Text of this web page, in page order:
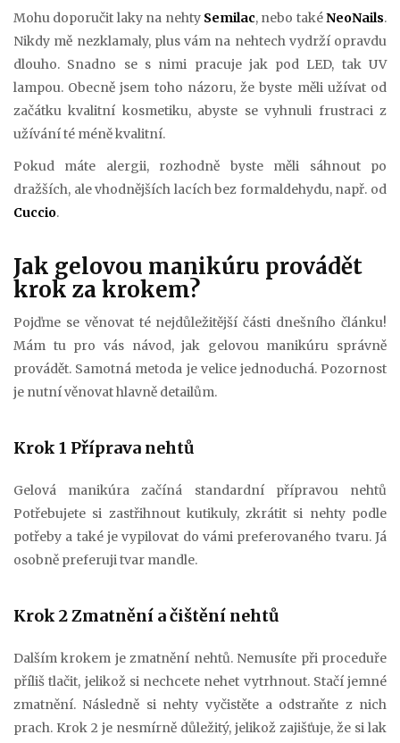
Mohu doporučit laky na nehty Semilac, nebo takéNeoNails.
Nikdy mě nezklamaly, plus vám na nehtech vydrží opravdu
dlouho. Snadno se s nimi pracuje jak pod LED, tak UV
lampou. Obecně jsem toho názoru, že byste měli užívat od
začátku kvalitní kosmetiku, abyste se vyhnuli frustraci z
užívání té méně kvalitní.
Pokud máte alergii, rozhodně byste měli sáhnout po
dražších, ale vhodnějších lacích bez formaldehydu, např. od
Cuccio.
Jak gelovou manikúru provádět
krok za krokem?
Pojďme se věnovat té nejdůležitější části dnešního článku!
Mám tu pro vás návod, jak gelovou manikúru správně
provádět. Samotná metoda je velice jednoduchá. Pozornost
je nutní věnovat hlavně detailům.
Krok 1 Příprava nehtů
Gelová manikúra začíná standardní přípravou nehtů
Potřebujete si zastřihnout kutikuly, zkrátit si nehty podle
potřeby a také je vypilovat do vámi preferovaného tvaru. Já
osobně preferuji tvar mandle.
Krok 2 Zmatnění a čištění nehtů
Dalším krokem je zmatnění nehtů. Nemusíte při proceduře
příliš tlačit, jelikož si nechcete nehet vytrhnout. Stačí jemné
zmatnění. Následně si nehty vyčistěte a odstraňte z nich
prach. Krok 2 je nesmírně důležitý, jelikož zajišťuje, že si lak